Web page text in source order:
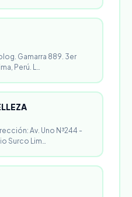
Gamarra 889. 3er
Perú. L…
Av. Uno N³244 -
Surco Lim…